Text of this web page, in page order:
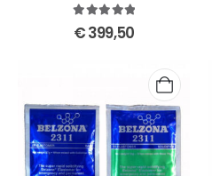
5out of 5
€399,50